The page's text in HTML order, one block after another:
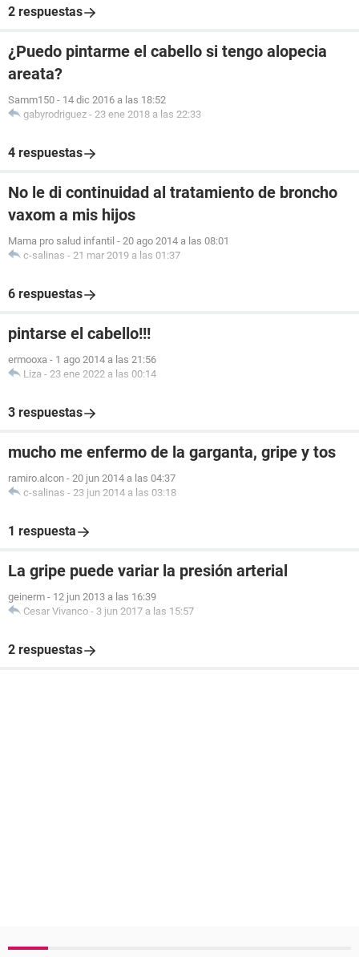
2 respuestas
¿Puedo pintarme el cabello si tengo alopecia
areata?
Samm150 - 14 dic 2016 a las 18:52
gabyrodriguez - 23 ene 2018 a las 22:33
4 respuestas
No le di continuidad al tratamiento de broncho
vaxom a mis hijos
Mama pro salud infantil - 20 ago 2014 a las 08:01
c-salinas - 21 mar 2019 a las 01:37
6 respuestas
pintarse el cabello!!!
ermooxa - 1 ago 2014 a las 21:56
Liza - 23 ene 2022 a las 00:14
3 respuestas
mucho me enfermo de la garganta, gripe y tos
ramiro.alcon - 20 jun 2014 a las 04:37
c-salinas - 23 jun 2014 a las 03:18
1 respuesta
La gripe puede variar la presión arterial
geinerm - 12 jun 2013 a las 16:39
Cesar Vivanco - 3 jun 2017 a las 15:57
2 respuestas